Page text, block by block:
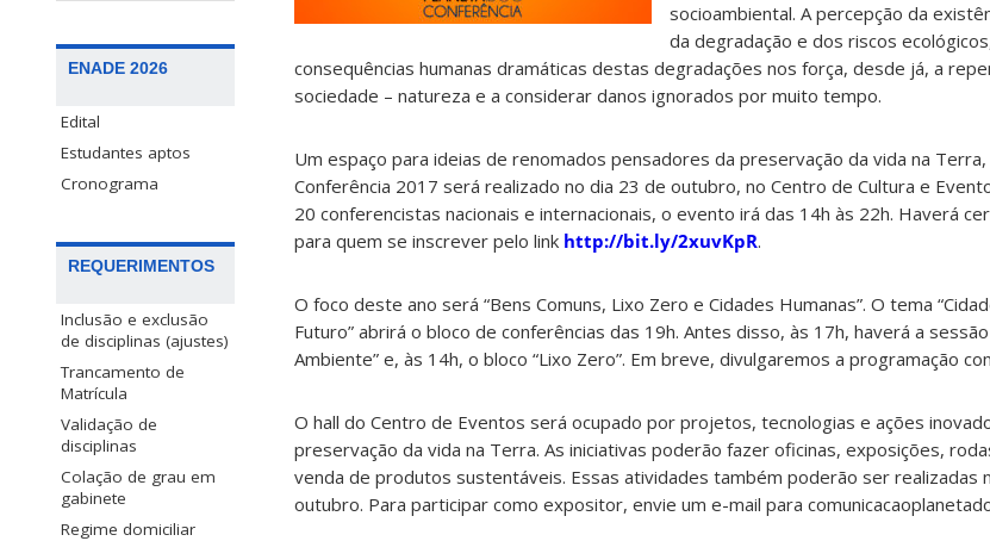
ENADE 2026
Edital
Estudantes aptos
Cronograma
REQUERIMENTOS
Inclusão e exclusão
de disciplinas (ajustes)
Trancamento de
Matrícula
Validação de
disciplinas
Colação de grau em
gabinete
Regime domiciliar
socioambiental. A percepção da
da degradação e dos riscos
consequências humanas dramáticas destas degradações nos força, desde já, a
sociedade – natureza e a considerar danos ignorados por muito tempo.
Um espaço para ideias de renomados pensadores da preservação da vida na Terra,
Conferência 2017 será realizado no dia 23 de outubro, no Centro de Cultura e
20 conferencistas nacionais e internacionais, o evento irá das 14h às 22h. Haverá
para quem se inscrever pelo link http://bit.ly/2xuvKpR.
O foco deste ano será “Bens Comuns, Lixo Zero e Cidades Humanas”. O tema
Futuro” abrirá o bloco de conferências das 19h. Antes disso, às 17h, haverá a
Ambiente” e, às 14h, o bloco “Lixo Zero”. Em breve, divulgaremos a programação
O hall do Centro de Eventos será ocupado por projetos, tecnologias e ações
preservação da vida na Terra. As iniciativas poderão fazer oficinas, exposições,
venda de produtos sustentáveis. Essas atividades também poderão ser realizadas
outubro. Para participar como expositor, envie um e-mail para